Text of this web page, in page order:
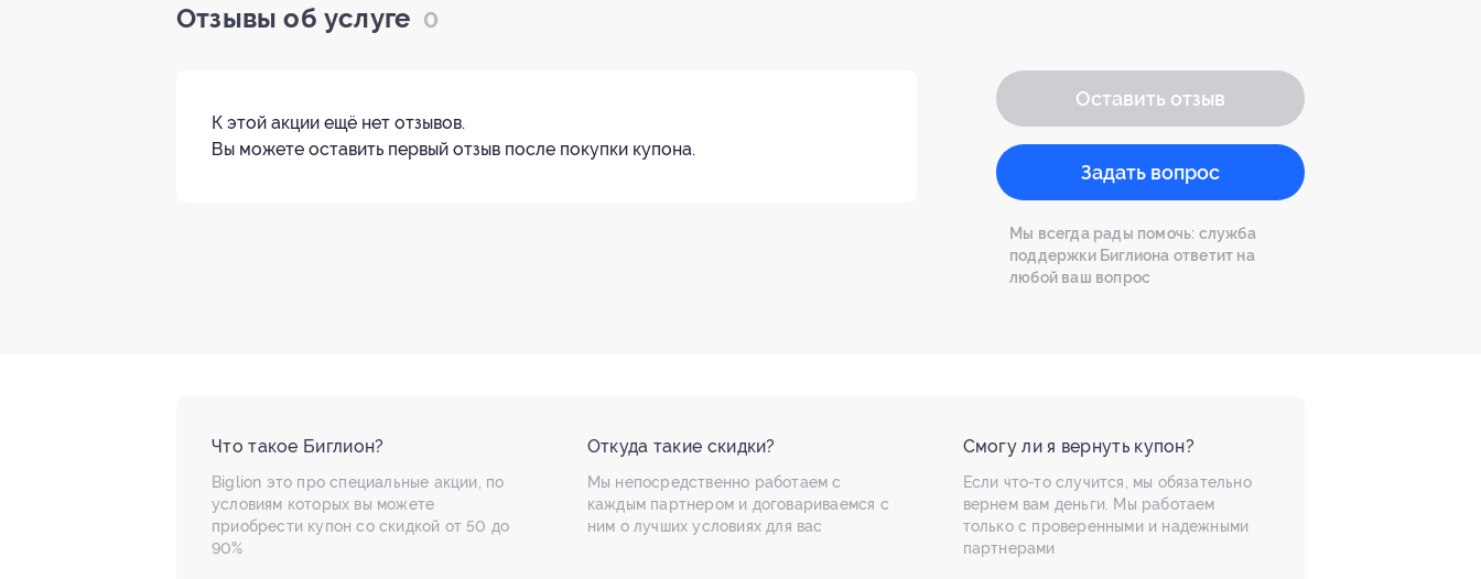
Отзывы об услуге 0
К этой акции ещё нет отзывов.
Вы можете оставить первый отзыв после покупки купона.
Оставить отзыв
Задать вопрос
Мы всегда рады помочь: служба
поддержки Биглиона ответит на
любой ваш вопрос
Что такое Биглион?
Biglion это про специальные акции, по
условиям которых вы можете
приобрести купон со скидкой от 50 до
90%
Откуда такие скидки?
Мы непосредственно работаем с
каждым партнером и договариваемся с
ним о лучших условиях для вас
Смогу ли я вернуть купон?
Если что-то случится, мы обязательно
вернем вам деньги. Мы работаем
только с проверенными и надежными
партнерами